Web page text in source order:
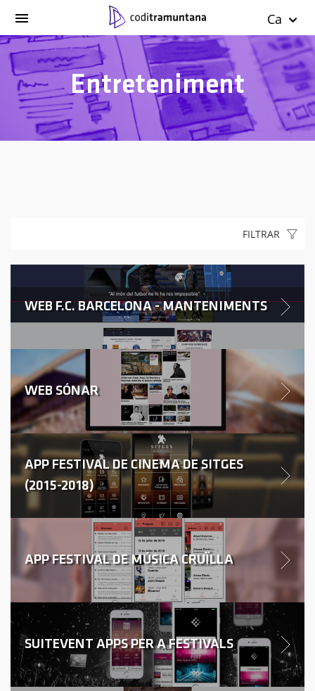
Ca
Entreteniment
FILTRAR
WEB F.C. BARCELONA - MANTENIMENTS
WEB SÓNAR
APP FESTIVAL DE CINEMA DE SITGES
(2015-2018)
APP FESTIVAL DE MÚSICA CRUÏLLA
SUITEVENT APPS PER A FESTIVALS